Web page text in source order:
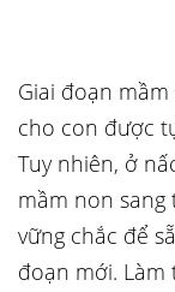
Giai đoạn
cho con được
Tuy nhiên, ở
mầm non
vững chắc để
đoạn mới. Làm